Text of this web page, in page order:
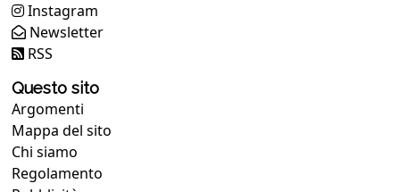
Instagram
Newsletter
RSS
Questo sito
Argomenti
Mappa del sito
Chi siamo
Regolamento